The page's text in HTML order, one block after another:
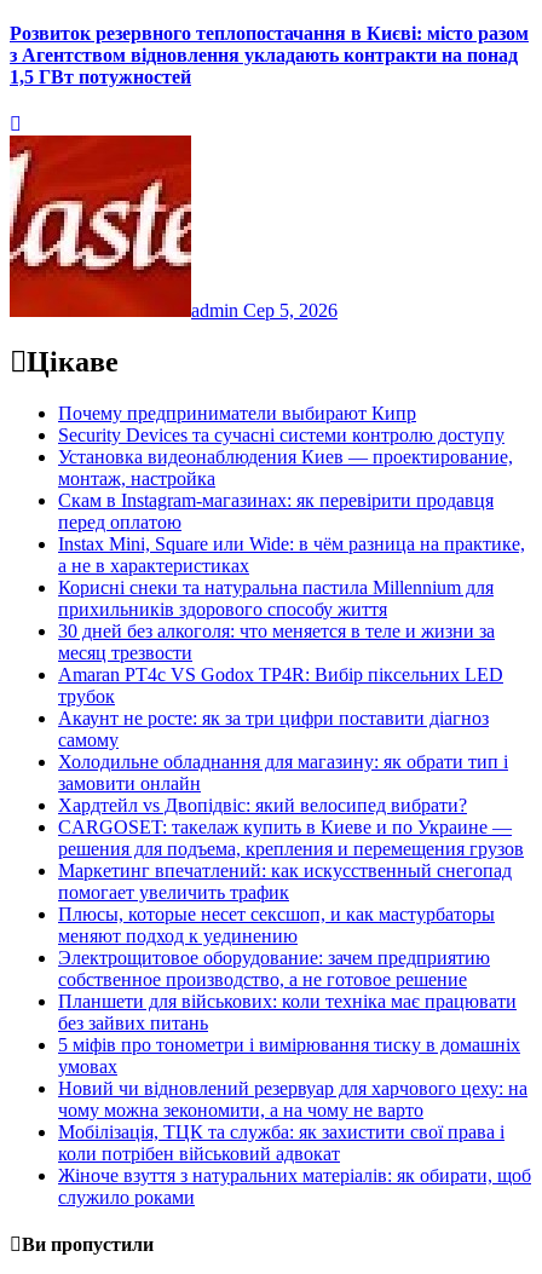
Розвиток резервного теплопостачання в Києві: місто разом
з Агентством відновлення укладають контракти на понад
1,5 ГВт потужностей
admin Сер 5, 2026
Цікаве
Почему предприниматели выбирают Кипр
Security Devices та сучасні системи контролю доступу
Установка видеонаблюдения Киев — проектирование,
монтаж, настройка
Скам в Instagram-магазинах: як перевірити продавця
перед оплатою
Instax Mini, Square или Wide: в чём разница на практике,
а не в характеристиках
Корисні снеки та натуральна пастила Millennium для
прихильників здорового способу життя
30 дней без алкоголя: что меняется в теле и жизни за
месяц трезвости
Amaran PT4c VS Godox TP4R: Вибір піксельних LED
трубок
Акаунт не росте: як за три цифри поставити діагноз
самому
Холодильне обладнання для магазину: як обрати тип і
замовити онлайн
Хардтейл vs Двопідвіс: який велосипед вибрати?
CARGOSET: такелаж купить в Киеве и по Украине —
решения для подъема, крепления и перемещения грузов
Маркетинг впечатлений: как искусственный снегопад
помогает увеличить трафик
Плюсы, которые несет сексшоп, и как мастурбаторы
меняют подход к уединению
Электрощитовое оборудование: зачем предприятию
собственное производство, а не готовое решение
Планшети для військових: коли техніка має працювати
без зайвих питань
5 міфів про тонометри і вимірювання тиску в домашніх
умовах
Новий чи відновлений резервуар для харчового цеху: на
чому можна зекономити, а на чому не варто
Мобілізація, ТЦК та служба: як захистити свої права і
коли потрібен військовий адвокат
Жіноче взуття з натуральних матеріалів: як обирати, щоб
служило роками
Ви пропустили